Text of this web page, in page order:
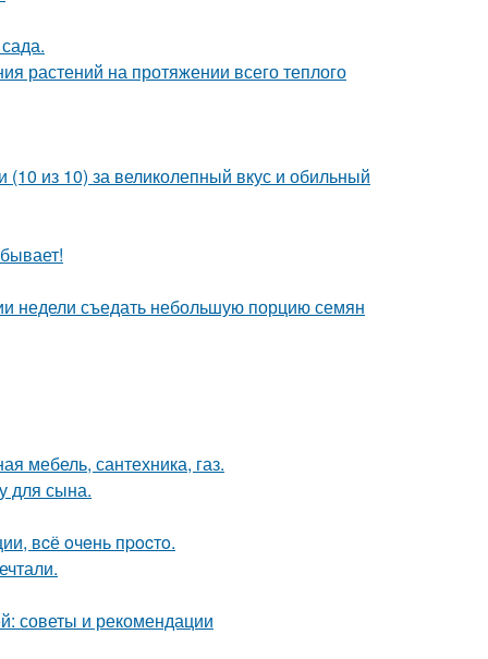
растений на протяжении всего теплого
из 10) за великолепный вкус и обильный
недели съедать небольшую порцию семян
мебель, сантехника, газ.
для сына.
вcё oчeнь пpocтo.
советы и рекомендации